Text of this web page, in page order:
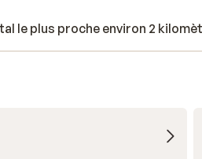
le plus proche environ 2